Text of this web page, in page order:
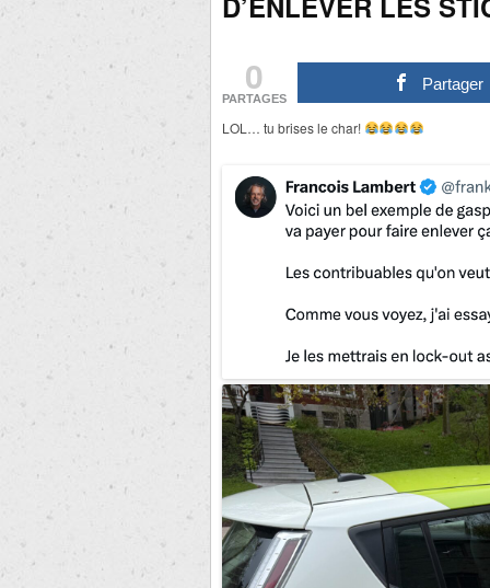
0
PARTAGES
Partager
LOL… tu brises le char!